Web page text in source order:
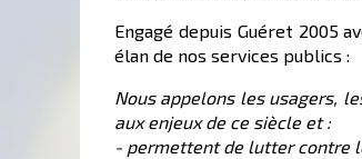
Engagé depuis Guéret 2005
élan de nos services publics :
Nous appelons les usagers,
aux enjeux de ce siècle et :
- permettent de lutter contre